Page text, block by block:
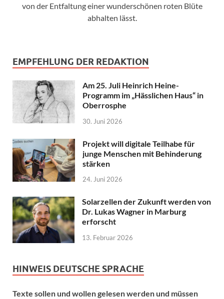
von der Entfaltung einer wunderschönen roten Blüte
abhalten lässt.
EMPFEHLUNG DER REDAKTION
Am 25. Juli Heinrich Heine-
Programm im „Hässlichen Haus“ in
Oberrosphe
30. Juni 2026
Projekt will digitale Teilhabe für
junge Menschen mit Behinderung
stärken
24. Juni 2026
Solarzellen der Zukunft werden von
Dr. Lukas Wagner in Marburg
erforscht
13. Februar 2026
HINWEIS DEUTSCHE SPRACHE
Texte sollen und wollen gelesen werden und müssen